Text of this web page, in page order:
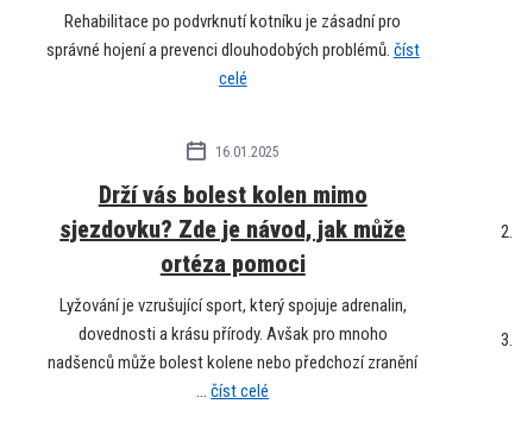
Rehabilitace po podvrknutí kotníku je zásadní pro
správné hojení a prevenci dlouhodobých problémů. číst
celé
16.01.2025
Drží vás bolest kolen mimo
sjezdovku? Zde je návod, jak může
ortéza pomoci
Lyžování je vzrušující sport, který spojuje adrenalin,
dovednosti a krásu přírody. Avšak pro mnoho
nadšenců může bolest kolene nebo předchozí zranění
...číst celé